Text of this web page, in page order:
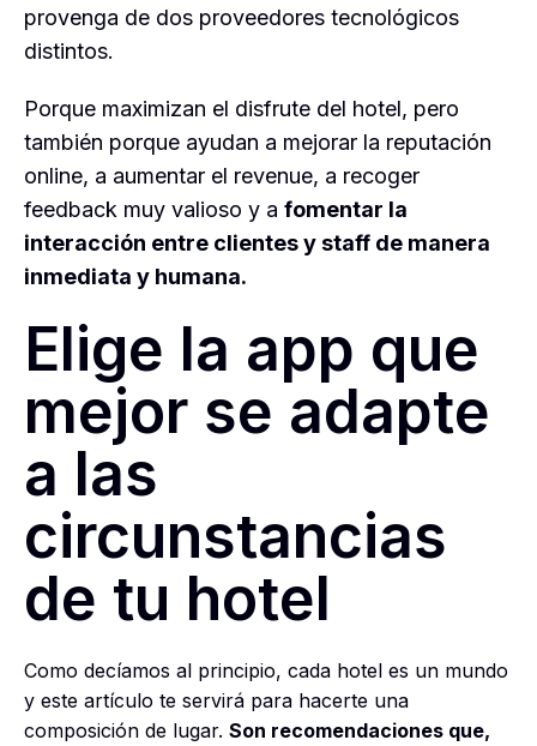
provenga de dos proveedores tecnológicos
distintos.
Porque maximizan el disfrute del hotel, pero
también porque ayudan a mejorar la reputación
online, a aumentar el revenue, a recoger
feedback muy valioso y a fomentar la
interacción entre clientes y staff de manera
inmediata y humana.
Elige la app que
mejor se adapte
a las
circunstancias
de tu hotel
Como decíamos al principio, cada hotel es un mundo
y este artículo te servirá para hacerte una
composición de lugar. Son recomendaciones que,